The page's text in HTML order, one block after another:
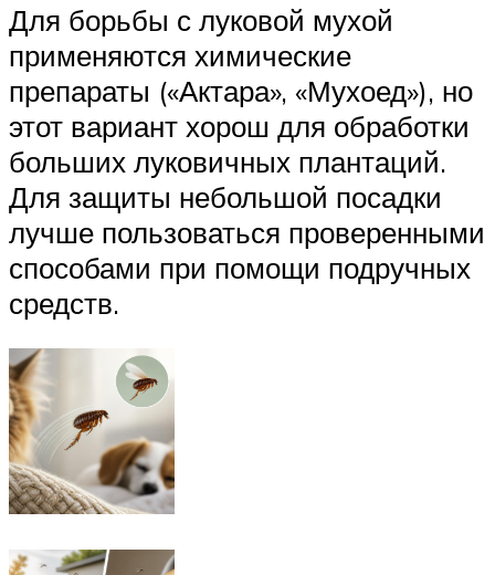
Для борьбы с луковой мухой
применяются химические
препараты («Актара», «Мухоед»), но
этот вариант хорош для обработки
больших луковичных плантаций.
Для защиты небольшой посадки
лучше пользоваться проверенными
способами при помощи подручных
средств.